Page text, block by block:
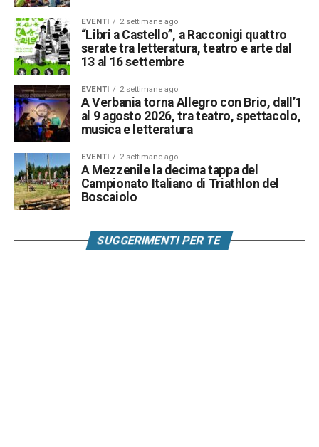
EVENTI 2 settimane ago
“Libri a Castello”, a Racconigi quattro
serate tra letteratura, teatro e arte dal
13 al 16 settembre
EVENTI 2 settimane ago
A Verbania torna Allegro con Brio, dall’1
al 9 agosto 2026, tra teatro, spettacolo,
musica e letteratura
EVENTI 2 settimane ago
A Mezzenile la decima tappa del
Campionato Italiano di Triathlon del
Boscaiolo
SUGGERIMENTI PER TE